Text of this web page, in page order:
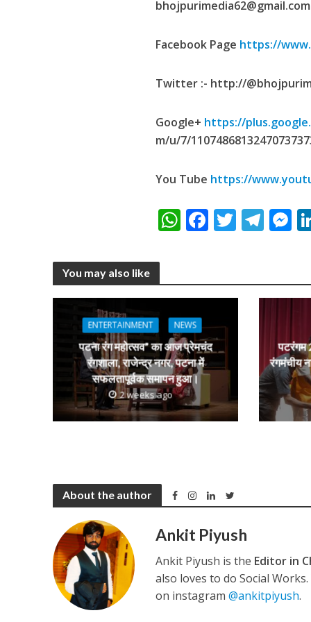
नेहा म्यूजिक वर्ल्ड पर
साजिद
कुलदीप कुमार की
‘शेल्टर होम’ के एक
bhojpurimedia62@gmail.com
Facebook Page https://
Twitter :- http://
Google+ https://
m/u/7/
You Tube https://
W
s
p
p
F
b
o
k
T
er
T
gr
a
m
e
g
You may also like
ENTERTAINMENT NEWS
पटना रंग महोत्सव” का आज प्रेमचंद
रंगशाला, राजेन्द्र नगर, पटना में
सफलतापूर्वक समापन हुआ।
2 weeks ago
पटरंगम
रंगमंचीय
About the author
Ankit Piyush
Ankit Piyush is the Editor in
also loves to do Social
on instagram@ankitpiyush.